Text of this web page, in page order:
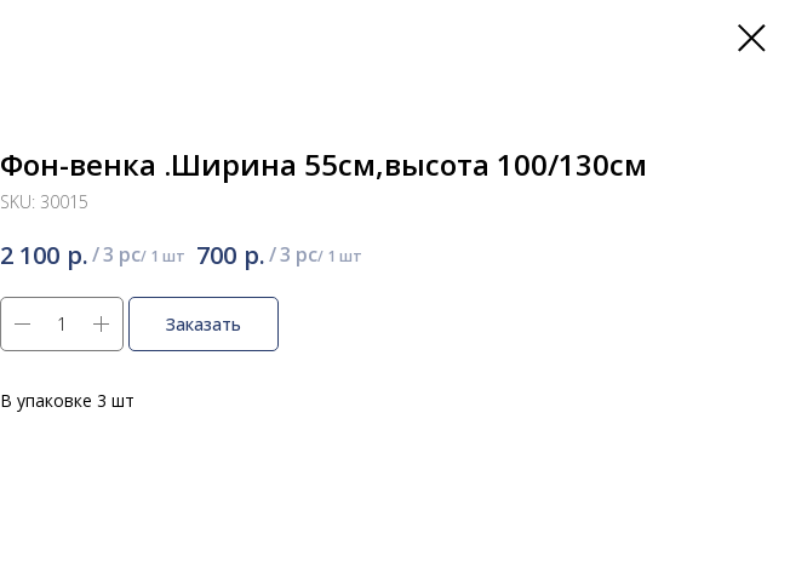
Фон-венка .Ширина 55см,высота 100/130см
SKU: 30015
2 100 р./3 pc 700 р./3 pc
Заказать
В упаковке 3 шт